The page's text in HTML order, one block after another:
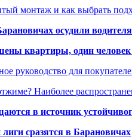
монтаж и как выбрать
осудили
квартиры, один человек
руководство для
Наиболее
в источник
сразятся в Барановичах